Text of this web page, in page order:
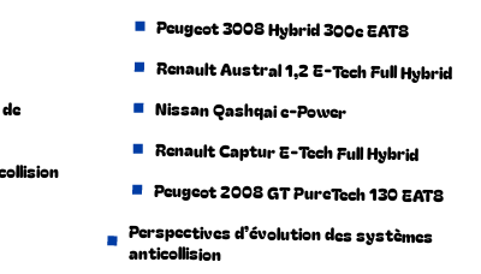
Peugeot 3008 Hybrid 300e EAT8
Renault Austral 1,2 E-Tech Full Hybrid
Nissan Qashqai e-Power
Renault Captur E-Tech Full Hybrid
Peugeot 2008 GT PureTech 130 EAT8
Perspectives d’évolution des systèmes
anticollision